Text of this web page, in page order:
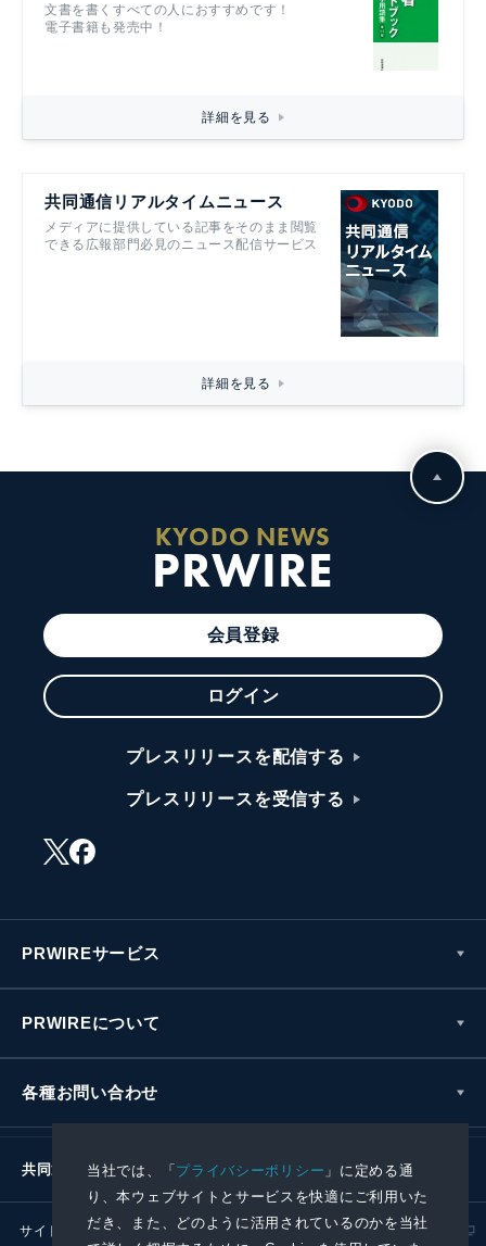
当社では、「プライバシーポリシー 」に定める通
り、本ウェブサイトとサービスを快適にご利用いた
だき、また、どのように活用されているのかを当社
文書を書くすべての人におすすめです！
電子書籍も発売中！
詳細を見る
共同通信リアルタイムニュース
メディアに提供している記事をそのまま閲覧
できる広報部門必見のニュース配信サービス
詳細を見る
KYODO NEWS
PRWIRE
会員登録
ログイン
プレスリリースを配信する
プレスリリースを受信する
PRWIREサービス
PRWIREについて
各種お問い合わせ
共同通信社グループ
サイトポリシー プライバシーポリシー